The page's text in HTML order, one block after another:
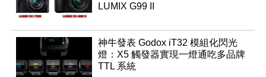
LUMIX G99 II
神牛發表 Godox iT32 模組化閃光
燈：X5 觸發器實現一燈通吃多品牌
TTL 系統